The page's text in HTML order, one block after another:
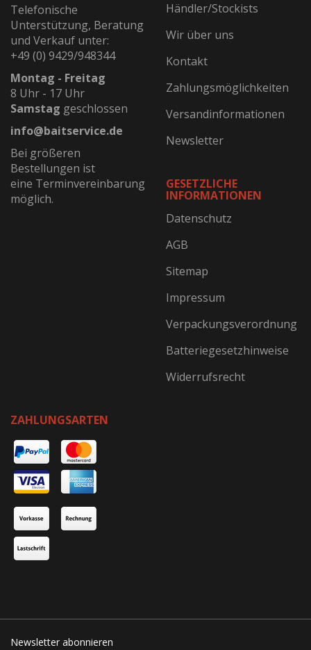
Telefonische
Unterstützung, Beratung
und Verkauf unter:
+49 (0) 9429/948344
Montag - Freitag
8 Uhr - 17 Uhr
Samstag geschlossen
info@baitservice.de
Bei größeren
Bestellungen ist
eine Terminvereinbarung
möglich.
Händler/Stockists
Wir über uns
Kontakt
Zahlungsmöglichkeiten
Versandinformationen
Newsletter
GESETZLICHE
INFORMATIONEN
Datenschutz
AGB
Sitemap
Impressum
Verpackungsverordnung
Batteriegesetzhinweise
Widerrufsrecht
ZAHLUNGSARTEN
Newsletter abonnieren